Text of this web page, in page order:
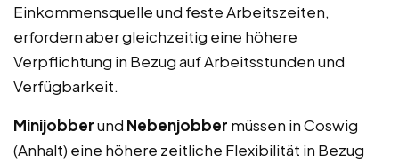
Einkommensquelle und feste Arbeitszeiten,
erfordern aber gleichzeitig eine höhere
Verpflichtung in Bezug auf Arbeitsstunden und
Verfügbarkeit.
Minijobberund Nebenjobber müssen in Coswig
(Anhalt) eine höhere zeitliche Flexibilität in Bezug